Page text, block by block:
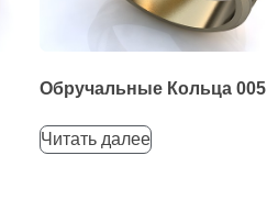
Обручальные Кольца 005
Читать далее